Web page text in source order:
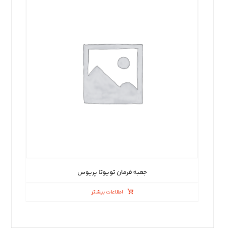
جعبه فرمان تویوتا پریوس
اطلاعات بیشتر